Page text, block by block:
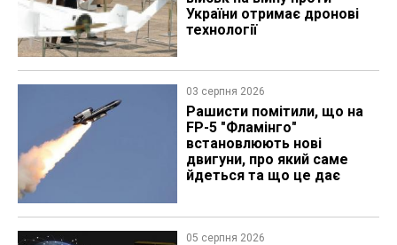
України отримає дронові
технології
03 серпня 2026
Рашисти помітили, що на
FP-5 "Фламінго"
встановлюють нові
двигуни, про який саме
йдеться та що це дає
05 серпня 2026